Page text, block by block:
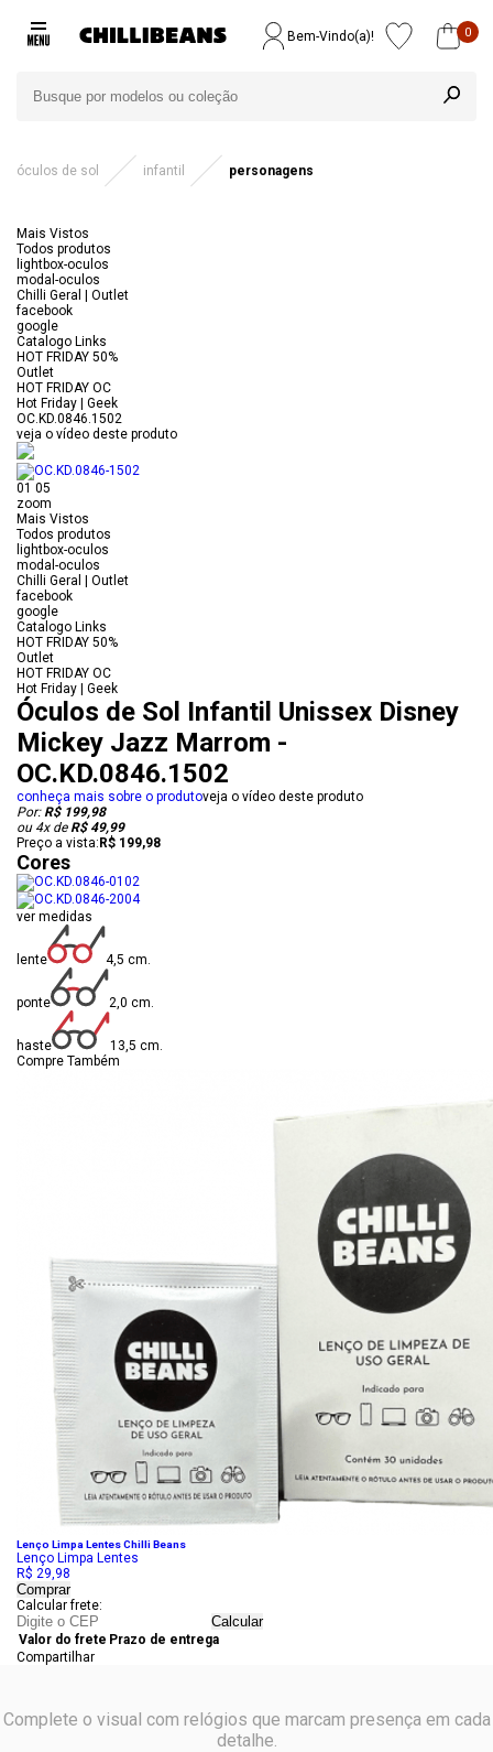
Bem-Vindo(a)! 0
óculos de sol infantil personagens
Mais Vistos
Todos produtos
lightbox-oculos
modal-oculos
Chilli Geral | Outlet
facebook
google
Catalogo Links
HOT FRIDAY 50%
Outlet
HOT FRIDAY OC
Hot Friday | Geek
OC.KD.0846.1502
veja o vídeo deste produto
01 05
zoom
Mais Vistos
Todos produtos
lightbox-oculos
modal-oculos
Chilli Geral | Outlet
facebook
google
Catalogo Links
HOT FRIDAY 50%
Outlet
HOT FRIDAY OC
Hot Friday | Geek
Óculos de Sol Infantil Unissex Disney
Mickey Jazz Marrom -
OC.KD.0846.1502
conheça mais sobre o produtoveja o vídeo deste produto
Por:R$ 199,98
ou 4xdeR$ 49,99
Preço a vista: R$ 199,98
Cores
ver medidas
lente 4,5 cm.
ponte 2,0 cm.
haste
13,5 cm.
Compre Também
Lenço Limpa Lentes Chilli Beans
Lenço Limpa Lentes
R$ 29,98
Comprar
Calcular frete:
Calcular
Valor do frete Prazo de entrega
Compartilhar
Complete o visual com relógios que marcam presença em cada
detalhe.